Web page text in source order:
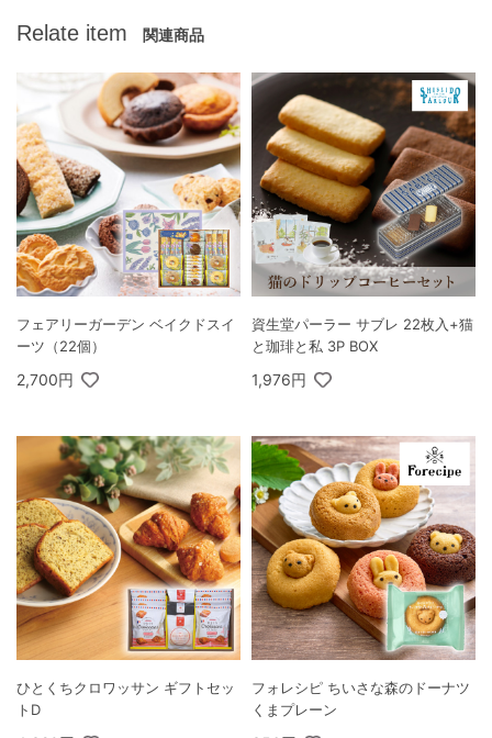
Relate item 関連商品
フェアリーガーデン ベイクドスイ
ーツ（22個）
2,700円
資生堂パーラー サブレ 22枚入+猫
と珈琲と私 3P BOX
1,976円
ひとくちクロワッサン ギフトセッ
トD
フォレシピ ちいさな森のドーナツ
くまプレーン